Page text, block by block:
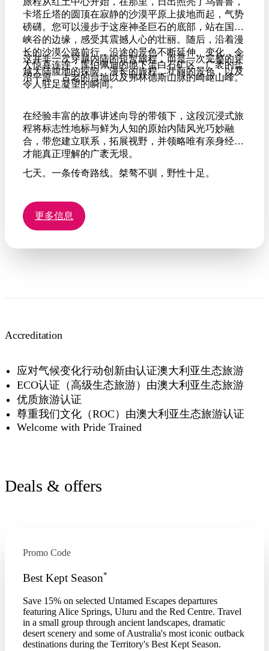
卡塔丘塔的圆顶在寂静的沙漠平原上拔地而起，气势
磅礴。您可以漫步于这座神圣巨石的底部，站在国王
峡谷的边缘，感受其震撼人心的壮丽。随后，沿着漫
长的沙漠公路前行，沿途的景色不断延伸、变化，令
人惊喜连连：库伯佩迪的地下蛋白石矿区、广袤的盐
沼平原、古老的台地以及弗林德斯山脉的崎岖山峰。
这并非一次穿越内陆的短暂旅程，而是一次完整的穿
越大陆腹地的探险。漫长的旅程，壮丽的景色，以及
令人驻足凝望的瞬间。
在经验丰富的故事讲述向导的带领下，这段沉浸式旅
程将标志性地标与鲜为人知的原始内陆风光巧妙融
合，带您建立联系，拓展视野，并领略唯有亲身经历
才能真正理解的广袤无垠。
七天。一条传奇路线。桀骜不驯，野性十足。
更多信息
Accreditation
应对气候变化行动创新由认证澳大利亚生态旅游
ECO认证（高级生态旅游）由澳大利亚生态旅游
优质旅游认证
尊重我们文化（ROC）由澳大利亚生态旅游认证
Welcome with Pride Trained
Deals & offers
Promo Code
Best Kept Season*
Save 15% on selected Untamed Escapes departures
featuring Alice Springs, Uluru and the Red Centre. Travel
in a small group through ancient landscapes, dramatic
desert scenery and some of Australia's most iconic outback
destinations during the Territory's Best Kept Season.